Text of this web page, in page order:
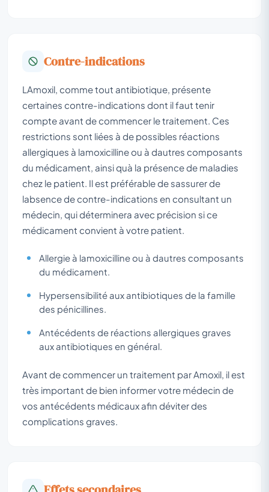
Contre-indications
LAmoxil, comme tout antibiotique, présente
certaines contre-indications dont il faut tenir
compte avant de commencer le traitement. Ces
restrictions sont liées à de possibles réactions
allergiques à lamoxicilline ou à dautres composants
du médicament, ainsi quà la présence de maladies
chez le patient. Il est préférable de sassurer de
labsence de contre-indications en consultant un
médecin, qui déterminera avec précision si ce
médicament convient à votre patient.
Allergie à lamoxicilline ou à dautres composants
du médicament.
Hypersensibilité aux antibiotiques de la famille
des pénicillines.
Antécédents de réactions allergiques graves
aux antibiotiques en général.
Avant de commencer un traitement par Amoxil, il est
très important de bien informer votre médecin de
vos antécédents médicaux afin déviter des
complications graves.